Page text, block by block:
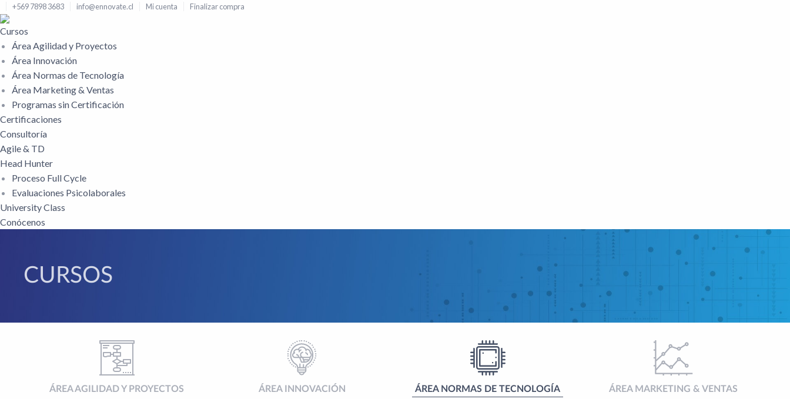
+569 7898 3683 info@ennovate.cl Mi cuenta Finalizar compra
Cursos
Área Agilidad y Proyectos
Área Innovación
Área Normas de Tecnología
Área Marketing & Ventas
Programas sin Certificación
Certificaciones
Consultoría
Agile & TD
Head Hunter
Proceso Full Cycle
Evaluaciones Psicolaborales
University Class
Conócenos
CURSOS
ÁREA AGILIDAD Y PROYECTOS ÁREA INNOVACIÓN ÁREA NORMAS DE TECNOLOGÍA ÁREA MARKETING & VENTAS